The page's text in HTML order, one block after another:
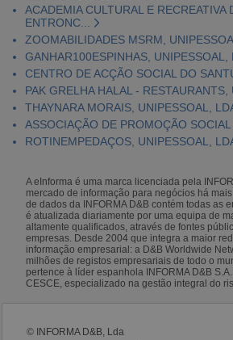
ACADEMIA CULTURAL E RECREATIVA
ENTRONC...
ZOOMABILIDADES MSRM,
GANHAR100ESPINHAS, UNIPESSOAL,
CENTRO DE ACÇÃO SOCIAL DO
PAK GRELHA HALAL -
THAYNARA MORAIS, UNIPESSOAL,
ASSOCIAÇÃO DE PROMOÇÃO SOCIAL
ROTINEMPEDAÇOS, UNIPESSOAL,
A eInforma é uma marca licenciada pela
mercado de informação para negócios há
de dados da INFORMA D&B contém todas as
é atualizada diariamente por uma equipa de
altamente qualificados, através de fontes
empresas. Desde 2004 que integra a maior
informação empresarial: a D&B Worldwide
milhões de registos empresariais de todo o
pertence à líder espanhola INFORMA D&B
CESCE, especializado na gestão integral do
© INFORMA D&B, Lda